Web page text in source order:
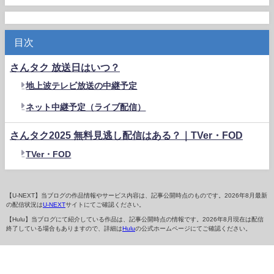
目次
さんタク 放送日はいつ？
地上波テレビ放送の中継予定
ネット中継予定（ライブ配信）
さんタク2025 無料見逃し配信はある？｜TVer・FOD
TVer・FOD
【U-NEXT】当ブログの作品情報やサービス内容は、記事公開時点のものです。2026年8月最新
の配信状況は
U-NEXTサイトにてご確認ください。
【Hulu】当ブログにて紹介している作品は、記事公開時点の情報です。2026年8月現在は配信
終了している場合もありますので、詳細は Huluの公式ホームページにてご確認ください。